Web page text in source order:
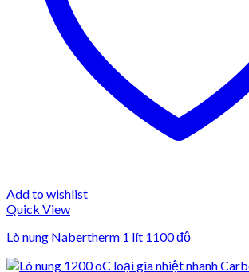
Add to wishlist
Quick View
Lò nung Nabertherm 1 lít 1100 độ